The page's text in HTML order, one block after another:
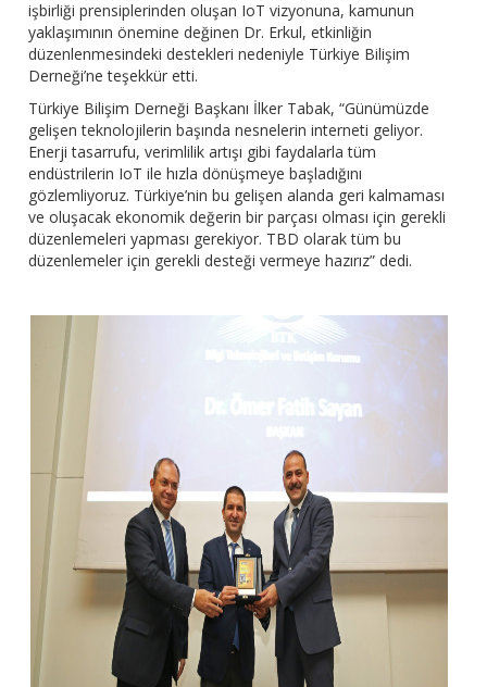
işbirliği prensiplerinden oluşan IoT vizyonuna, kamunun
yaklaşımının önemine değinen Dr. Erkul, etkinliğin
düzenlenmesindeki destekleri nedeniyle Türkiye Bilişim
Derneği’ne teşekkür etti.
Türkiye Bilişim Derneği Başkanı İlker Tabak, “Günümüzde
gelişen teknolojilerin başında nesnelerin interneti geliyor.
Enerji tasarrufu, verimlilik artışı gibi faydalarla tüm
endüstrilerin IoT ile hızla dönüşmeye başladığını
gözlemliyoruz. Türkiye’nin bu gelişen alanda geri kalmaması
ve oluşacak ekonomik değerin bir parçası olması için gerekli
düzenlemeleri yapması gerekiyor. TBD olarak tüm bu
düzenlemeler için gerekli desteği vermeye hazırız” dedi.